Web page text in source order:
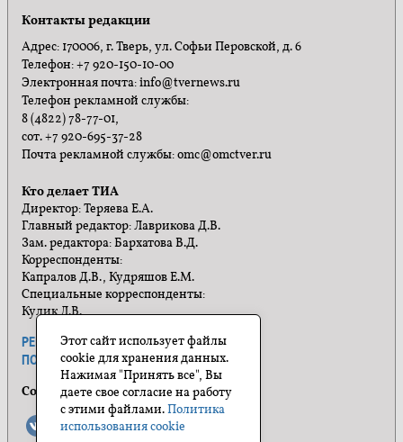
Контакты редакции
Адрес: 170006, г. Тверь, ул. Софьи Перовской, д. 6
Телефон: +7 920-150-10-00
Электронная почта: info@tvernews.ru
Телефон рекламной службы:
8 (4822) 78-77-01,
сот. +7 920-695-37-28
Почта рекламной службы: omc@omctver.ru
Кто делает ТИА
Директор: Теряева Е.А.
Главный редактор: Лаврикова Д.В.
Зам. редактора: Бархатова В.Д.
Корреспонденты:
Капралов Д.В., Кудряшов Е.М.
Специальные корреспонденты:
Кулик Л.В.
РЕКЛАМА ПРАВИЛА САЙТА
ПОЛИТИКА КОНФИДЕНЦИАЛЬНОСТИ
Социальные сети
Этот сайт использует файлы
cookie для хранения данных.
Нажимая "Принять все", Вы
даете свое согласие на работу
с этими файлами.Политика
использования cookie